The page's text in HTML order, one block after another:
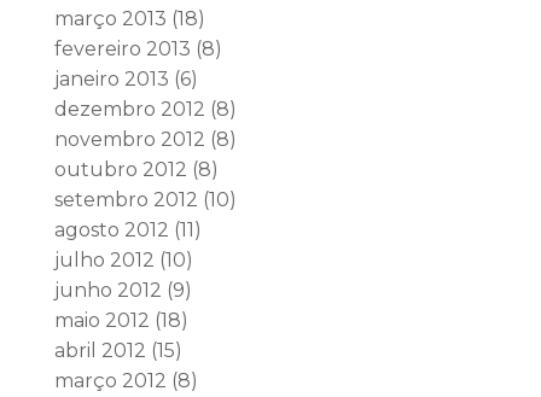
março 2013 (18)
fevereiro 2013 (8)
janeiro 2013 (6)
dezembro 2012 (8)
novembro 2012 (8)
outubro 2012 (8)
setembro 2012 (10)
agosto 2012 (11)
julho 2012 (10)
junho 2012 (9)
maio 2012 (18)
abril 2012 (15)
março 2012 (8)